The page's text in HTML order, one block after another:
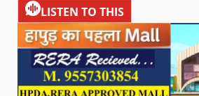
LISTEN TO THIS